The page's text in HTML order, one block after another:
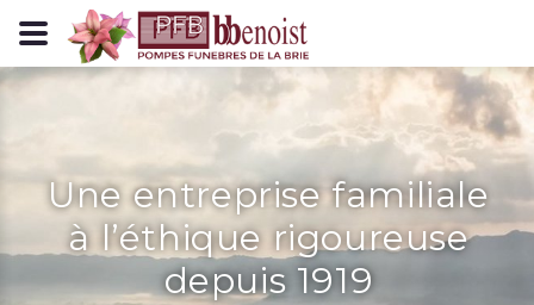
Panneau de gestion des cookies
Une entreprise familiale
à l’éthique rigoureuse
depuis 1919